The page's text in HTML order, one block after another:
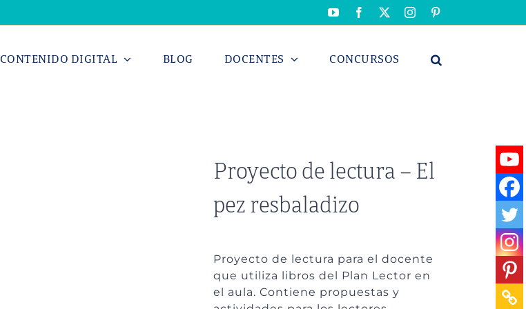
YouTubeFacebook Instagram
CONTENIDO DIGITAL BLOG DOCENTES CONCURSOS
Proyecto de lectura – El
pez resbaladizo
Proyecto de lectura para el docente
que utiliza libros del Plan Lector en
el aula. Contiene propuestas y